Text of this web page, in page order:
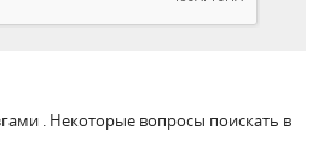
. Некоторые вопросы поискать в